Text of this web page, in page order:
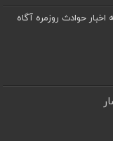
حوادث روزمره آگاه